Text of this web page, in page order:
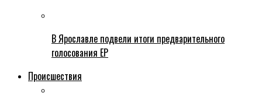
В Ярославле подвели итоги предварительного
голосования ЕР
Происшествия